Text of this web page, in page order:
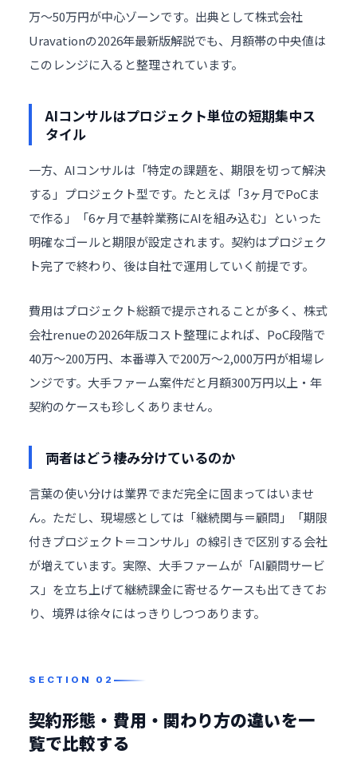
万〜50万円が中心ゾーンです。出典として株式会社
Uravationの2026年最新版解説でも、月額帯の中央値は
このレンジに入ると整理されています。
AIコンサルはプロジェクト単位の短期集中ス
タイル
一方、AIコンサルは「特定の課題を、期限を切って解決
する」プロジェクト型です。たとえば「3ヶ月でPoCま
で作る」「6ヶ月で基幹業務にAIを組み込む」といった
明確なゴールと期限が設定されます。契約はプロジェク
ト完了で終わり、後は自社で運用していく前提です。
費用はプロジェクト総額で提示されることが多く、 株式
会社renueの2026年版コスト整理によれば、PoC段階で
40万〜200万円、本番導入で200万〜2,000万円が相場レ
ンジです。大手ファーム案件だと月額300万円以上・年
契約のケースも珍しくありません。
両者はどう棲み分けているのか
言葉の使い分けは業界でまだ完全に固まってはいませ
ん。ただし、現場感としては「継続関与＝顧問」「期限
付きプロジェクト＝コンサル」の線引きで区別する会社
が増えています。実際、大手ファームが「AI顧問サービ
ス」を立ち上げて継続課金に寄せるケースも出てきてお
り、境界は徐々にはっきりしつつあります。
契約形態・費用・関わり方の違いを一
覧で比較する